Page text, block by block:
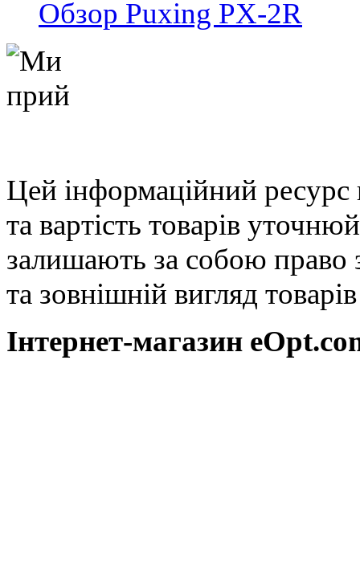
Обзор Puxing PX-2R
Цей інформаційний
та вартість товарів
залишають за собою право
та зовнішній вигляд
Інтернет-магазин